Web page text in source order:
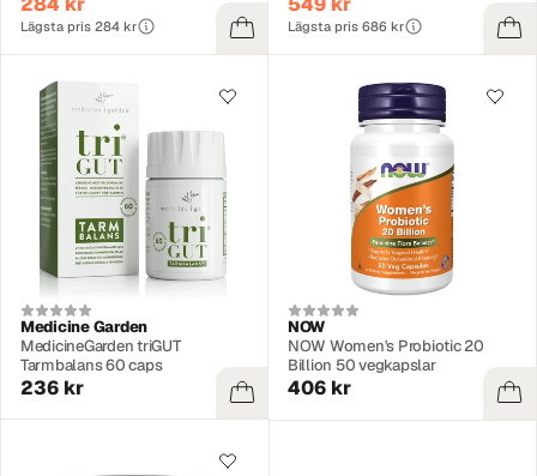
Lägsta pris 284 kr Lägsta pris 686 kr
Medicine Garden
MedicineGarden triGUT
Tarmbalans 60 caps
236 kr
NOW
NOW Women's Probiotic 20
Billion 50 vegkapslar
406 kr